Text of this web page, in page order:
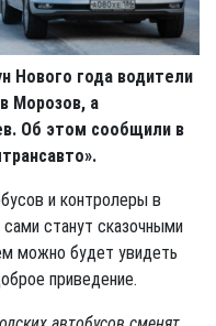
Нового года водители
Морозов, а
Об этом сообщили в
и контролеры в
станут сказочными
можно будет увидеть
приведение.